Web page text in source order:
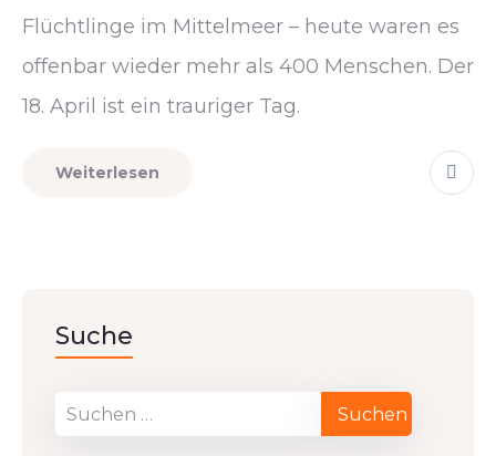
Flüchtlinge im Mittelmeer – heute waren es
offenbar wieder mehr als 400 Menschen. Der
18. April ist ein trauriger Tag.
Weiterlesen
Suche